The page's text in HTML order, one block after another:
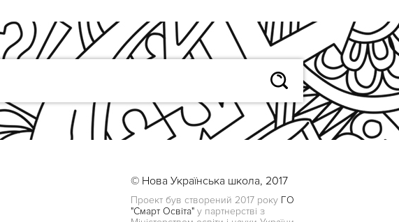
© Нова Українська школа, 2017
Проект був створений 2017 року ГО
"Смарт Освіта" у партнерстві з